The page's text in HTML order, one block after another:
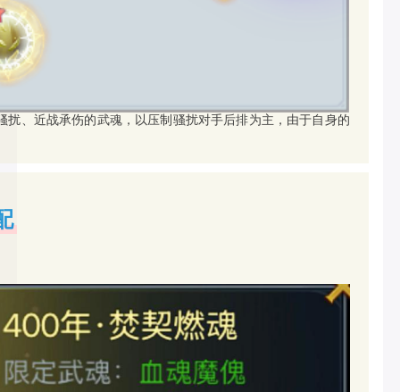
、近战承伤的武魂，以压制骚扰对手后排为主，由于自身的